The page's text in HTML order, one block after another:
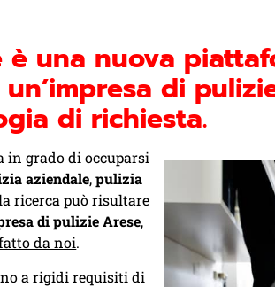
una nuova
di
di richiesta.
in grado di occuparsi
aziendale,pulizia
ricerca può risultare
di pulizie Arese,
da noi.
a rigidi requisiti di